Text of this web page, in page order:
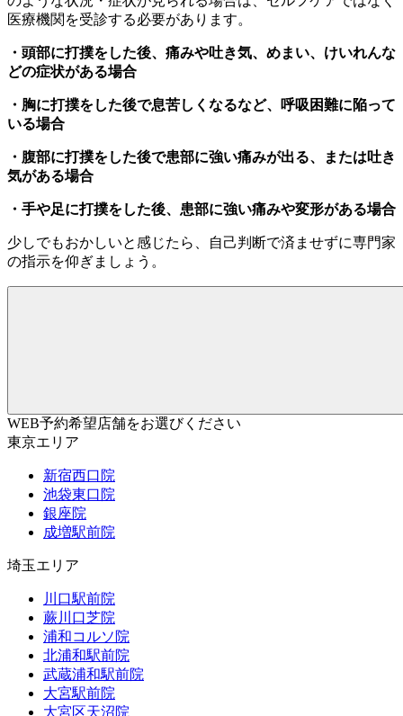
医療機関を受診する必要があります。
・頭部に打撲をした後、痛みや吐き気、めまい、けいれんな
どの症状がある場合
・胸に打撲をした後で息苦しくなるなど、呼吸困難に陥って
いる場合
・腹部に打撲をした後で患部に強い痛みが出る、または吐き
気がある場合
・手や足に打撲をした後、患部に強い痛みや変形がある場合
少しでもおかしいと感じたら、自己判断で済ませずに専門家
の指示を仰ぎましょう。
WEB予約希望店舗をお選びください
東京エリア
新宿西口院
池袋東口院
銀座院
成増駅前院
埼玉エリア
川口駅前院
蕨川口芝院
浦和コルソ院
北浦和駅前院
武蔵浦和駅前院
大宮駅前院
大宮区天沼院